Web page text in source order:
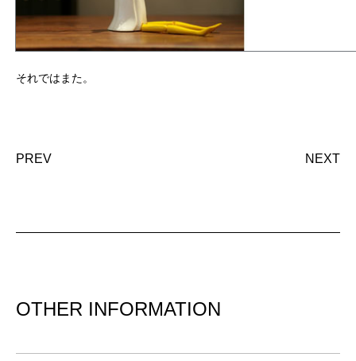
それではまた。
PREV NEXT
OTHER INFORMATION